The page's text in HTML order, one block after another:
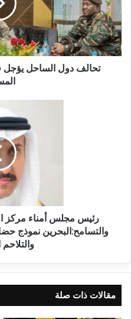
تحالف دول الساحل
رئيس مجلس أمناء مركز
والتسامح:البحرين نموذج
مقالات ذات صلة